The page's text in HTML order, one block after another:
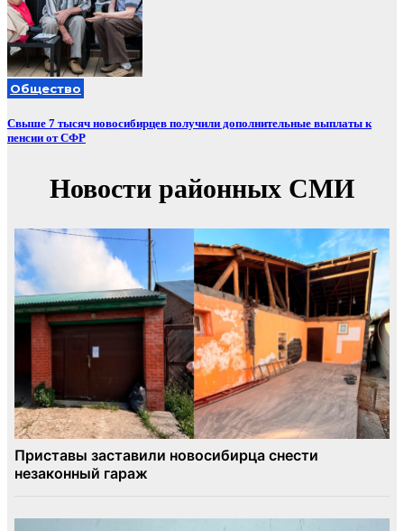
Общество
Свыше 7 тысяч новосибирцев получили дополнительные выплаты к
пенсии от СФР